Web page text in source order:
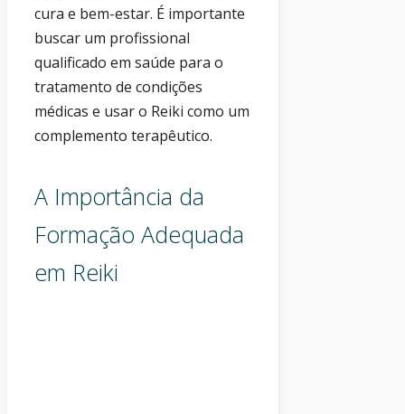
cura e bem-estar. É importante
buscar um profissional
qualificado em saúde para o
tratamento de condições
médicas e usar o Reiki como um
complemento terapêutico.
A Importância da
Formação Adequada
em Reiki